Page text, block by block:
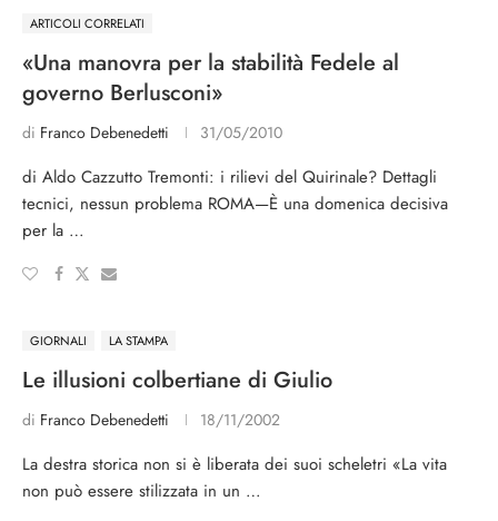
ARTICOLI CORRELATI
«Una manovra per la stabilità Fedele al
governo Berlusconi»
di Franco Debenedetti 31/05/2010
di Aldo Cazzutto Tremonti: i rilievi del Quirinale? Dettagli
tecnici, nessun problema ROMA—È una domenica decisiva
per la …
GIORNALI LA STAMPA
Le illusioni colbertiane di Giulio
di Franco Debenedetti 18/11/2002
La destra storica non si è liberata dei suoi scheletri «La vita
non può essere stilizzata in un …